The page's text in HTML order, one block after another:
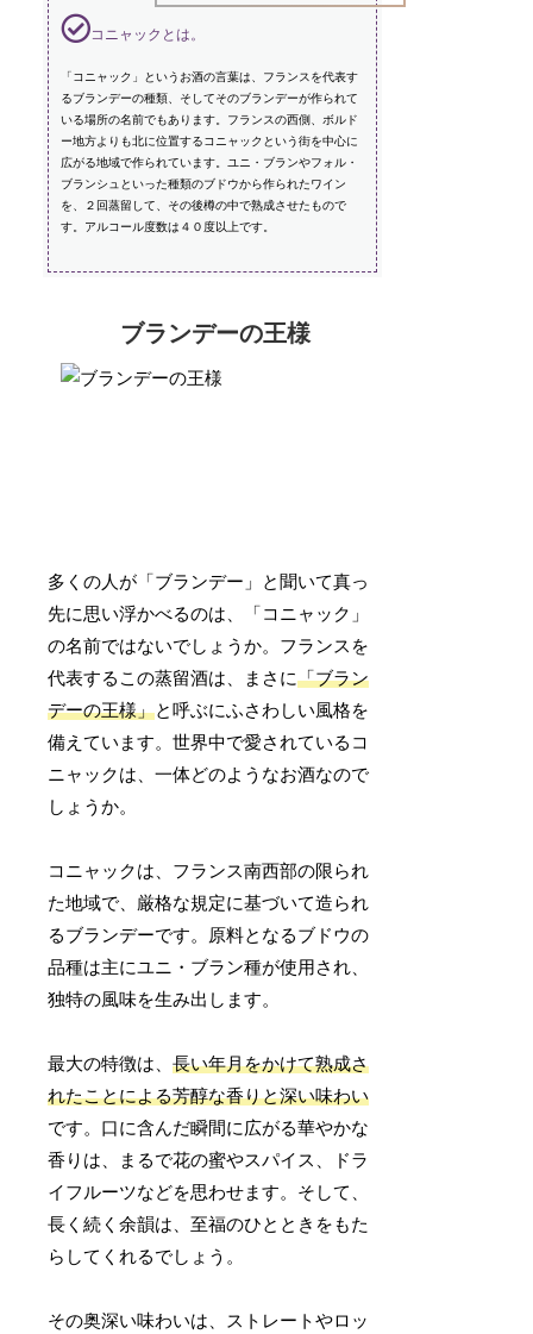
コニャックとは。
「コニャック」というお酒の言葉は、フランスを代表す
るブランデーの種類、そしてそのブランデーが作られて
いる場所の名前でもあります。フランスの西側、ボルド
ー地方よりも北に位置するコニャックという街を中心に
広がる地域で作られています。ユニ・ブランやフォル・
ブランシュといった種類のブドウから作られたワイン
を、２回蒸留して、その後樽の中で熟成させたもので
す。アルコール度数は４０度以上です。
ブランデーの王様
多くの人が「ブランデー」と聞いて真っ
先に思い浮かべるのは、「コニャック」
の名前ではないでしょうか。フランスを
代表するこの蒸留酒は、まさに「ブラン
デーの王様」と呼ぶにふさわしい風格を
備えています。世界中で愛されているコ
ニャックは、一体どのようなお酒なので
しょうか。
コニャックは、フランス南西部の限られ
た地域で、厳格な規定に基づいて造られ
るブランデーです。原料となるブドウの
品種は主にユニ・ブラン種が使用され、
独特の風味を生み出します。
最大の特徴は、長い年月をかけて熟成さ
れたことによる芳醇な香りと深い味わい
です。口に含んだ瞬間に広がる華やかな
香りは、まるで花の蜜やスパイス、ドラ
イフルーツなどを思わせます。そして、
長く続く余韻は、至福のひとときをもた
らしてくれるでしょう。
その奥深い味わいは、ストレートやロッ